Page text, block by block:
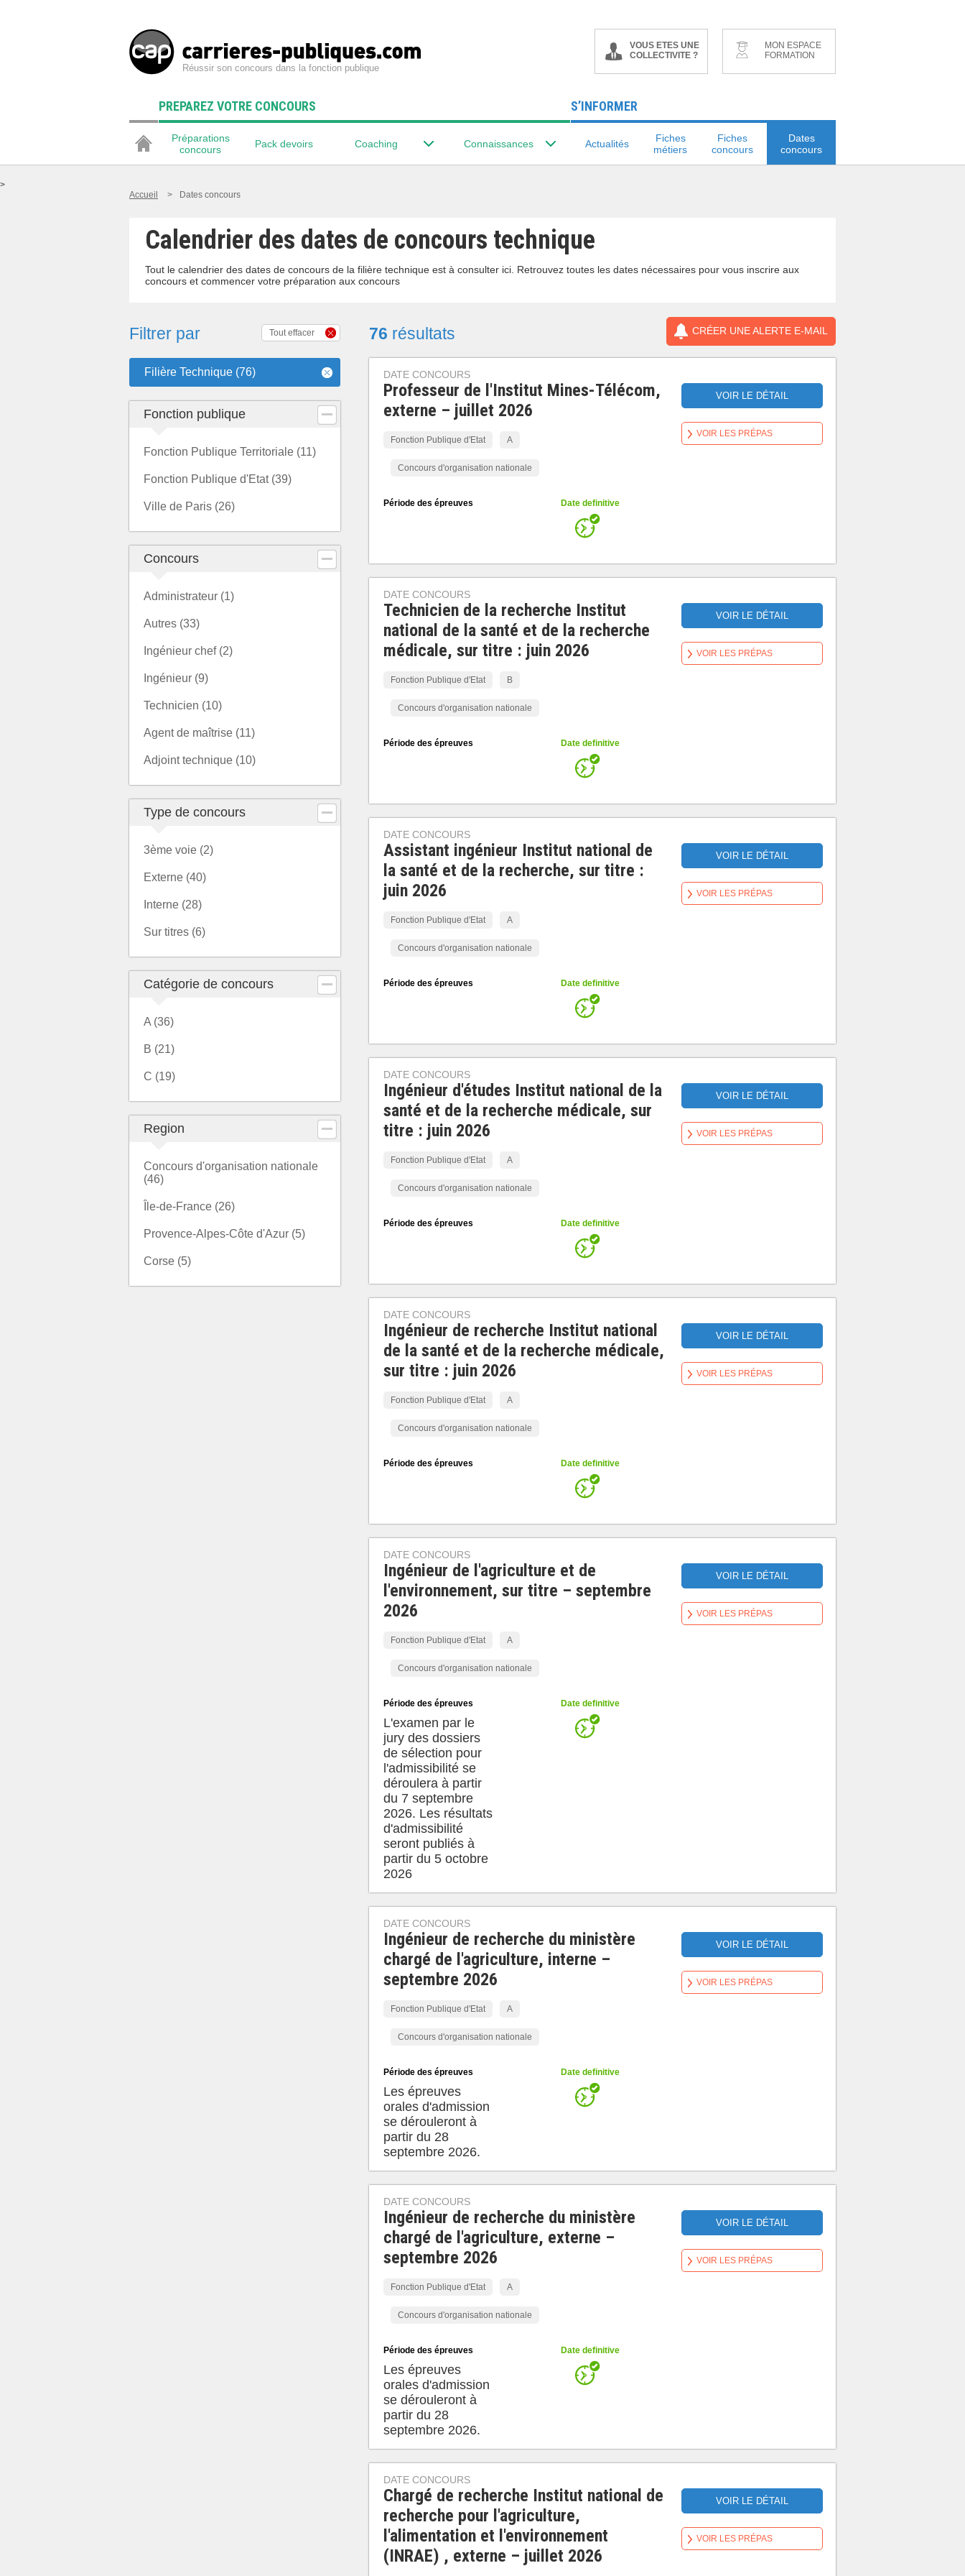
Réussir son concours dans la fonction publique
VOUS ETES UNE
COLLECTIVITE ?
MON ESPACE
FORMATION
PREPAREZ VOTRE CONCOURS
Préparations
concours
Pack devoirs Coaching Connaissances
S’INFORMER
Actualités
Fiches
métiers
Fiches
concours
Dates
concours
>
Accueil
> Dates concours
Calendrier des dates de concours technique
Tout le calendrier des dates de concours de la filière technique est à consulter ici. Retrouvez toutes les dates nécessaires pour vous inscrire aux
concours et commencer votre préparation aux concours
Filtrer par Tout effacer
Filière Technique (76)
Fonction publique
Fonction Publique Territoriale (11)
Fonction Publique d'Etat (39)
Ville de Paris (26)
Concours
Administrateur (1)
Autres (33)
Ingénieur chef (2)
Ingénieur (9)
Technicien (10)
Agent de maîtrise (11)
Adjoint technique (10)
Type de concours
3ème voie (2)
Externe (40)
Interne (28)
Sur titres (6)
Catégorie de concours
A (36)
B (21)
C (19)
Region
Concours d'organisation nationale
(46)
Île-de-France (26)
Provence-Alpes-Côte d'Azur (5)
Corse (5)
76 résultats CRÉER UNE ALERTE E-MAIL
DATE CONCOURS
Professeur de l'Institut Mines-Télécom,
externe – juillet 2026
Fonction Publique d'Etat A
Concours d'organisation nationale
Période des épreuves Date definitive
VOIR LE DÉTAIL
VOIR LES PRÉPAS
DATE CONCOURS
Technicien de la recherche Institut
national de la santé et de la recherche
médicale, sur titre : juin 2026
Fonction Publique d'Etat B
Concours d'organisation nationale
Période des épreuves Date definitive
VOIR LE DÉTAIL
VOIR LES PRÉPAS
DATE CONCOURS
Assistant ingénieur Institut national de
la santé et de la recherche, sur titre :
juin 2026
Fonction Publique d'Etat A
Concours d'organisation nationale
Période des épreuves Date definitive
VOIR LE DÉTAIL
VOIR LES PRÉPAS
DATE CONCOURS
Ingénieur d'études Institut national de la
santé et de la recherche médicale, sur
titre : juin 2026
Fonction Publique d'Etat A
Concours d'organisation nationale
Période des épreuves Date definitive
VOIR LE DÉTAIL
VOIR LES PRÉPAS
DATE CONCOURS
Ingénieur de recherche Institut national
de la santé et de la recherche médicale,
sur titre : juin 2026
Fonction Publique d'Etat A
Concours d'organisation nationale
Période des épreuves Date definitive
VOIR LE DÉTAIL
VOIR LES PRÉPAS
DATE CONCOURS
Ingénieur de l'agriculture et de
l'environnement, sur titre – septembre
2026
Fonction Publique d'Etat A
Concours d'organisation nationale
Période des épreuves
L'examen par le
jury des dossiers
de sélection pour
l'admissibilité se
déroulera à partir
du 7 septembre
2026. Les résultats
d'admissibilité
seront publiés à
partir du 5 octobre
2026
Date definitive
VOIR LE DÉTAIL
VOIR LES PRÉPAS
DATE CONCOURS
Ingénieur de recherche du ministère
chargé de l'agriculture, interne –
septembre 2026
Fonction Publique d'Etat A
Concours d'organisation nationale
Période des épreuves
Les épreuves
orales d'admission
se dérouleront à
partir du 28
septembre 2026.
Date definitive
VOIR LE DÉTAIL
VOIR LES PRÉPAS
DATE CONCOURS
Ingénieur de recherche du ministère
chargé de l'agriculture, externe –
septembre 2026
Fonction Publique d'Etat A
Concours d'organisation nationale
Période des épreuves
Les épreuves
orales d'admission
se dérouleront à
partir du 28
septembre 2026.
Date definitive
VOIR LE DÉTAIL
VOIR LES PRÉPAS
DATE CONCOURS
Chargé de recherche Institut national de
recherche pour l'agriculture,
l'alimentation et l'environnement
(INRAE) , externe – juillet 2026
VOIR LE DÉTAIL
VOIR LES PRÉPAS